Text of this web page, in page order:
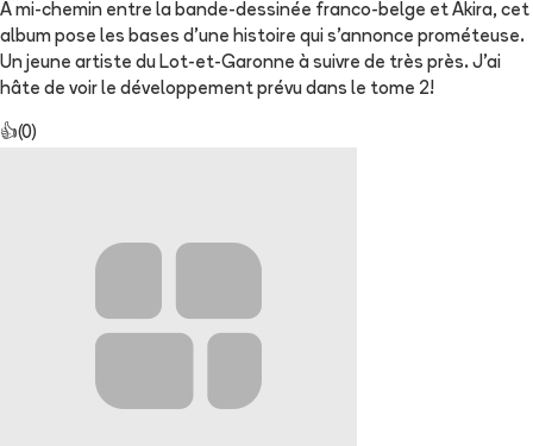
A mi-chemin entre la bande-dessinée franco-belge et Akira, cet
album pose les bases d'une histoire qui s'annonce prométeuse.
Un jeune artiste du Lot-et-Garonne à suivre de très près. J'ai
hâte de voir le développement prévu dans le tome 2!
👍(0)